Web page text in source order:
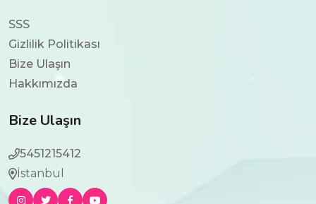
SSS
Gizlilik Politikası
Bize Ulaşın
Hakkımızda
Bize Ulaşın
5451215412
İstanbul